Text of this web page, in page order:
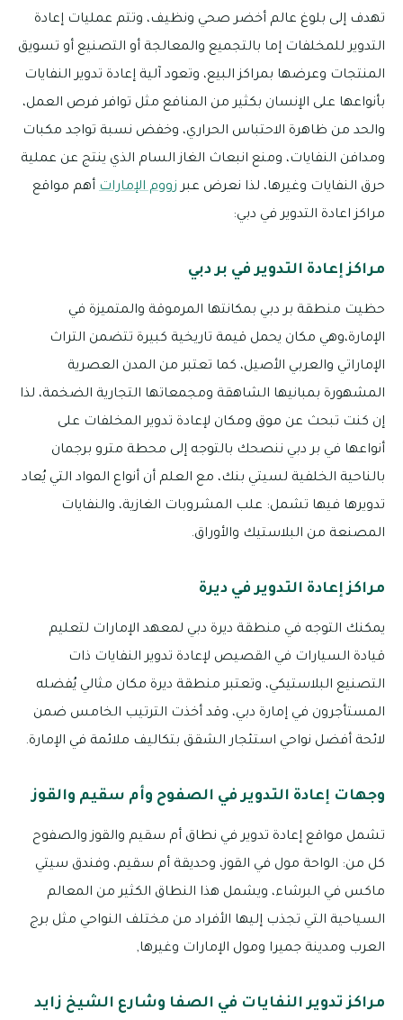
تهدف إلى بلوغ عالم أخضر صحي ونظيف، وتتم عمليات إعادة
التدوير للمخلفات إما بالتجميع والمعالجة أو التصنيع أو تسويق
المنتجات وعرضها بمراكز البيع، وتعود آلية إعادة تدوير النفايات
بأنواعها على الإنسان بكثير من المنافع مثل توافر فرص العمل،
والحد من ظاهرة الاحتباس الحراري، وخفض نسبة تواجد مكبات
ومدافن النفايات، ومنع انبعاث الغاز السام الذي ينتج عن عملية
حرق النفايات وغيرها، لذا نعرض عبر زووم الإمارات أهم مواقع
مراكز اعادة التدوير في دبي:
مراكز إعادة التدوير في بر دبي
حظيت منطقة بر دبي بمكانتها المرموقة والمتميزة في
الإمارة،وهي مكان يحمل قيمة تاريخية كبيرة تتضمن التراث
الإماراتي والعربي الأصيل، كما تعتبر من المدن العصرية
المشهورة بمبانيها الشاهقة ومجمعاتها التجارية الضخمة، لذا
إن كنت تبحث عن موق ومكان لإعادة تدوير المخلفات على
أنواعها في بر دبي ننصحك بالتوجه إلى محطة مترو برجمان
بالناحية الخلفية لسيتي بنك، مع العلم أن أنواع المواد التي يُعاد
تدويرها فيها تشمل: علب المشروبات الغازية، والنفايات
المصنعة من البلاستيك والأوراق.
مراكز إعادة التدوير في ديرة
يمكنك التوجه في منطقة ديرة دبي لمعهد الإمارات لتعليم
قيادة السيارات في القصيص لإعادة تدوير النفايات ذات
التصنيع البلاستيكي، وتعتبر منطقة ديرة مكان مثالي يُفضله
المستأجرون في إمارة دبي، وقد أخذت الترتيب الخامس ضمن
لائحة أفضل نواحي استئجار الشقق بتكاليف ملائمة في الإمارة.
وجهات إعادة التدوير في الصفوح وأم سقيم والقوز
تشمل مواقع إعادة تدوير في نطاق أم سقيم والقوز والصفوح
كل من: الواحة مول في القوز، وحديقة أم سقيم، وفندق سيتي
ماكس في البرشاء، ويشمل هذا النطاق الكثير من المعالم
السياحية التي تجذب إليها الأفراد من مختلف النواحي مثل برج
العرب ومدينة جميرا ومول الإمارات وغيرها,
مراكز تدوير النفايات في الصفا وشارع الشيخ زايد